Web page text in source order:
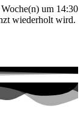
um 14:30
wiederholt wird.